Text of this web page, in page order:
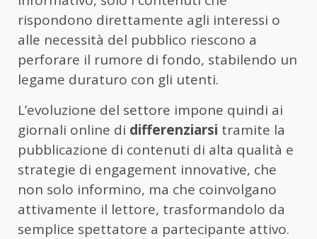
rispondono direttamente agli interessi o
alle necessità del pubblico riescono a
perforare il rumore di fondo, stabilendo un
legame duraturo con gli utenti.
L’evoluzione del settore impone quindi ai
giornali online di differenziarsi tramite la
pubblicazione di contenuti di alta qualità e
strategie di engagement innovative, che
non solo informino, ma che coinvolgano
attivamente il lettore, trasformandolo da
semplice spettatore a partecipante attivo.